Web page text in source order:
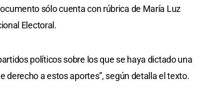
sólo cuenta con rúbrica de María Luz
Electoral.
políticos sobre los que se haya dictado una
derecho a estos aportes”, según detalla el texto.